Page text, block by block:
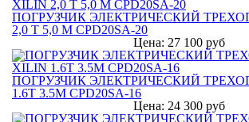
ПОГРУЗЧИК ЭЛЕКТРИЧЕСКИЙ
2,0 Т 5,0 М CPD20SA-20
Цена: 27 100 руб
ПОГРУЗЧИК ЭЛЕКТРИЧЕСКИЙ
1.6Т 3.5М CPD20SA-16
Цена: 24 300 руб